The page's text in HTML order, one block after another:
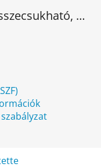
Titan, 150 kg teherbírású, összecsukható, elektromos háromkerekű